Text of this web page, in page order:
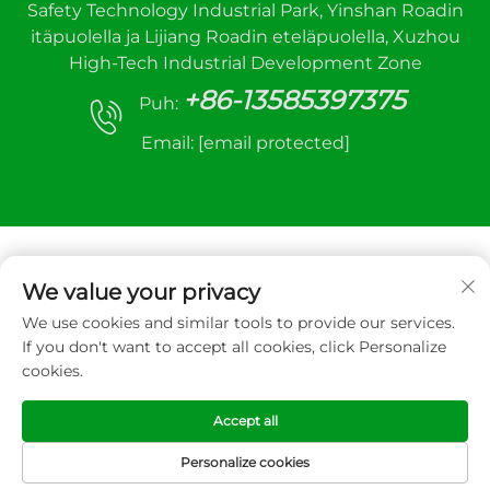
Safety Technology Industrial Park, Yinshan Roadin
itäpuolella ja Lijiang Roadin eteläpuolella, Xuzhou
High-Tech Industrial Development Zone
Puh: +86-13585397375
Email: [email protected]
Copyright © 2025 Xuzhou sanhe automaattinen
ohjauslaite Co.,LTD. Kaikki oikeudet pidätetään
ETUSIVU TUOTTEET SÄHKÖPOSTI PUH
We value your privacy
We use cookies and similar tools to provide our services.
If you don't want to accept all cookies, click Personalize
cookies.
Personalize cookies
Accept all